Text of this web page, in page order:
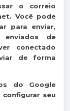
o correio
Você pode
para enviar,
de
conectado
de forma
do Google
configurar seu